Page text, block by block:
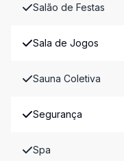
Salão de Festas
Sala de Jogos
Sauna Coletiva
Segurança
Spa